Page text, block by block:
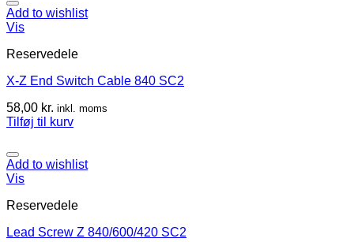
Add to wishlist
Vis
Reservedele
X-Z End Switch Cable 840 SC2
58,00 kr. inkl. moms
Tilføj til kurv
Add to wishlist
Vis
Reservedele
Lead Screw Z 840/600/420 SC2